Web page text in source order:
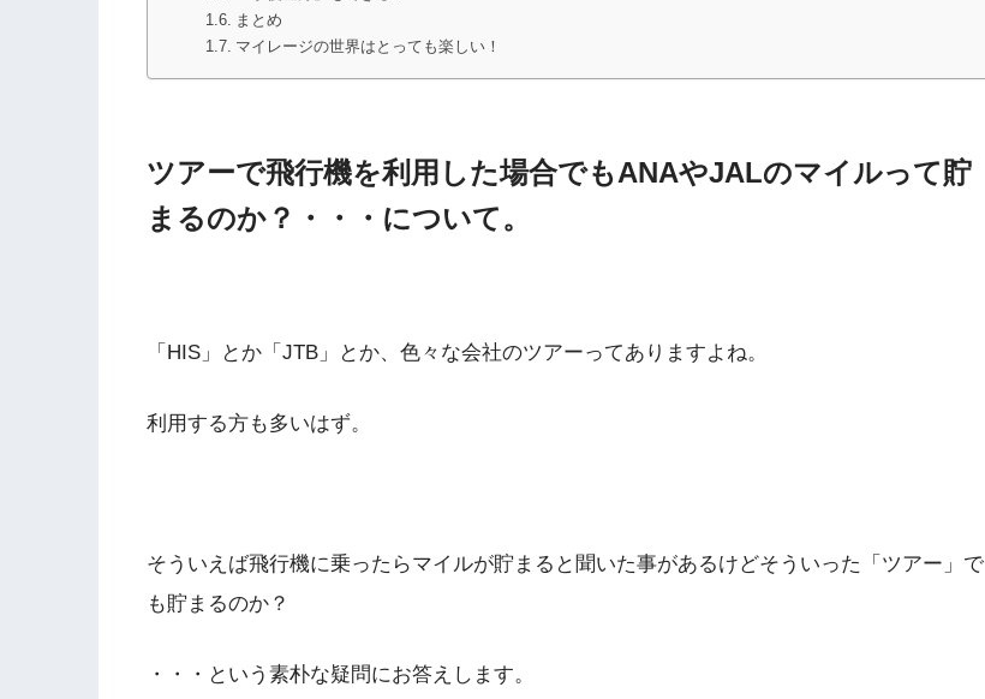
まとめ
マイレージの世界はとっても楽しい！
ツアーで飛行機を利用した場合でもANAやJALのマイルって貯
まるのか？・・・について。
「HIS」とか「JTB」とか、色々な会社のツアーってありますよね。
利用する方も多いはず。
そういえば飛行機に乗ったらマイルが貯まると聞いた事があるけどそういった「ツアー」で
も貯まるのか？
・・・という素朴な疑問にお答えします。